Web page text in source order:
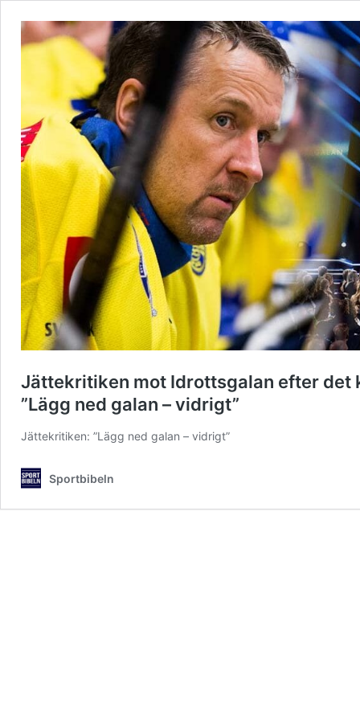
Jättekritiken mot Idrottsgalan efter
”Lägg ned galan – vidrigt”
Jättekritiken: ”Lägg ned galan – vidrigt”
Sportbibeln